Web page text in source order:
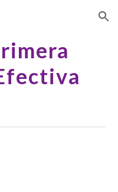
Skip to navigation